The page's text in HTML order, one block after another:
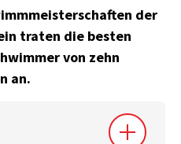
der
traten die besten
von zehn
an.